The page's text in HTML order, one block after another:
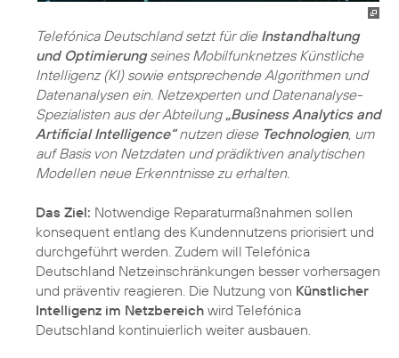
Telefónica Deutschland setzt für die Instandhaltung
und Optimierungseines Mobilfunknetzes Künstliche
Intelligenz (KI) sowie entsprechende Algorithmen und
Datenanalysen ein. Netzexperten und Datenanalyse-
Spezialisten aus der Abteilung „Business Analytics and
Artificial Intelligence“nutzen diese Technologien, um
auf Basis von Netzdaten und prädiktiven analytischen
Modellen neue Erkenntnisse zu erhalten.
Das Ziel: Notwendige Reparaturmaßnahmen sollen
konsequent entlang des Kundennutzens priorisiert und
durchgeführt werden. Zudem will Telefónica
Deutschland Netzeinschränkungen besser vorhersagen
und präventiv reagieren. Die Nutzung von Künstlicher
Intelligenz im Netzbereich wird Telefónica
Deutschland kontinuierlich weiter ausbauen.